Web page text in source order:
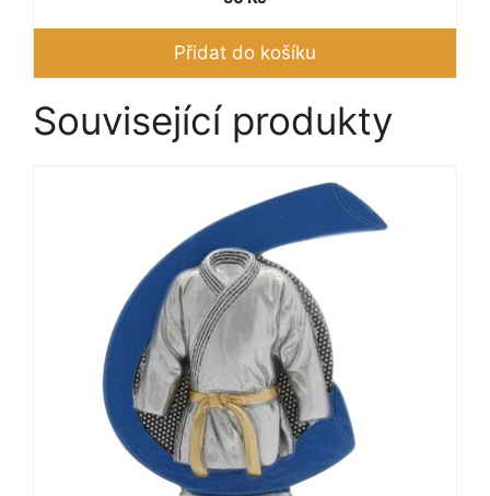
Přidat do košíku
Související produkty